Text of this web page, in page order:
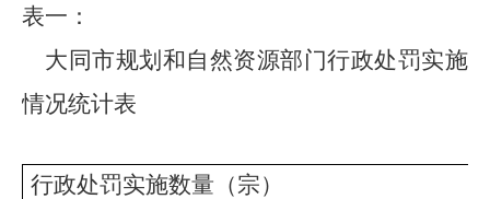
表一：
大同市规划和自然资源部门行政处罚实施
情况统计表
行政处罚实施数量（宗）